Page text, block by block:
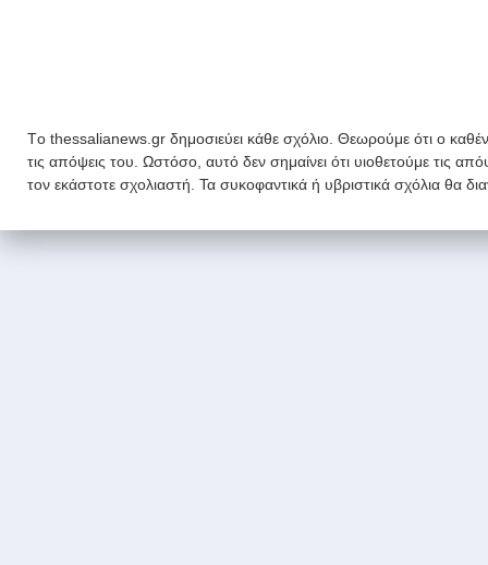
Tο thessalianews.gr δημοσιεύει κάθε σχόλιο. Θεωρούμε ότι ο
τις απόψεις του. Ωστόσο, αυτό δεν σημαίνει ότι υιοθετούμε τις
τον εκάστοτε σχολιαστή. Τα συκοφαντικά ή υβριστικά σχόλια θα